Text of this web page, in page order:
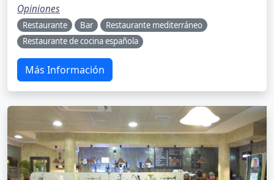
Opiniones
Restaurante Bar
Restaurante mediterráneo
Restaurante de cocina española
Más Información